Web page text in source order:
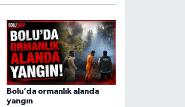
Bolu’da ormanlık alanda
yangın